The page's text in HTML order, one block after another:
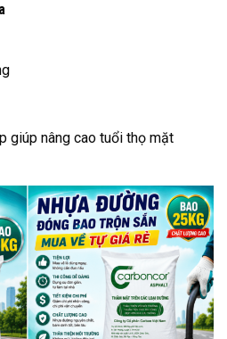
giúp nâng cao tuổi thọ mặt